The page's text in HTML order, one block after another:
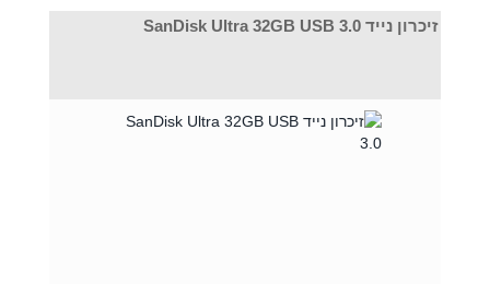
זיכרון נייד SanDisk Ultra 32GB USB 3.0